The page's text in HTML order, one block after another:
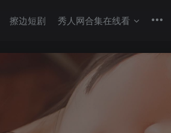
擦边短剧 秀人网合集在线看